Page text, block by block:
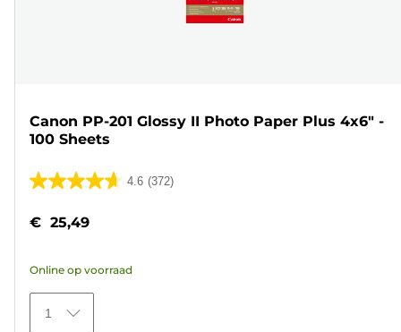
Canon PP-201 Glossy II Photo Paper Plus 4x6" -
100 Sheets
4.6 (372)
4.6
de
sterren.
372
beoordelingen
€ 25,49
Online op voorraad
1